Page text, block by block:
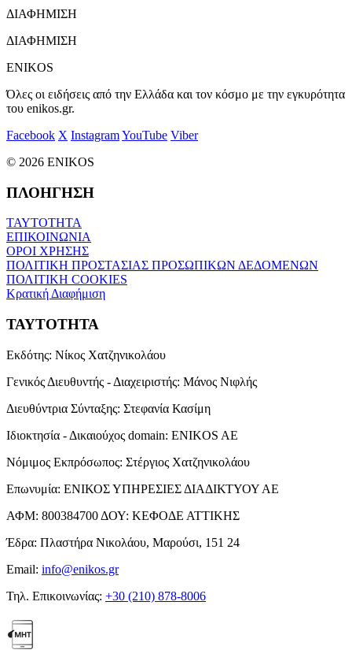
ΔΙΑΦΗΜΙΣΗ
ΔΙΑΦΗΜΙΣΗ
ENIKOS
Όλες οι ειδήσεις από την Ελλάδα και τον κόσμο με την εγκυρότητα
του enikos.gr.
Facebook X InstagramYouTube Viber
© 2026 ENIKOS
ΠΛΟΗΓΗΣΗ
ΤΑΥΤΟΤΗΤΑ
ΕΠΙΚΟΙΝΩΝΙΑ
ΟΡΟΙ ΧΡΗΣΗΣ
ΠΟΛΙΤΙΚΗ ΠΡΟΣΤΑΣΙΑΣ ΠΡΟΣΩΠΙΚΩΝ ΔΕΔΟΜΕΝΩΝ
ΠΟΛΙΤΙΚΗ COOKIES
Κρατική Διαφήμιση
ΤΑΥΤΟΤΗΤΑ
Εκδότης: Νίκος Χατζηνικολάου
Γενικός Διευθυντής - Διαχειριστής: Μάνος Νιφλής
Διευθύντρια Σύνταξης: Στεφανία Κασίμη
Ιδιοκτησία - Δικαιούχος domain: ENIKOS AE
Νόμιμος Εκπρόσωπος: Στέργιος Χατζηνικολάου
Επωνυμία: ΕΝΙΚΟΣ ΥΠΗΡΕΣΙΕΣ ΔΙΑΔΙΚΤΥΟΥ ΑΕ
ΑΦΜ: 800384700 ΔΟΥ: ΚΕΦΟΔΕ ΑΤΤΙΚΗΣ
Έδρα: Πλαστήρα Νικολάου, Μαρούσι, 151 24
Email: info@enikos.gr
Τηλ. Επικοινωνίας: +30 (210) 878-8006